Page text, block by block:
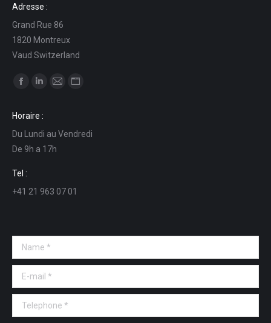
Adresse :
Grand Rue 86
1820 Montreux
Vaud Switzerland
Find us on:
opens
in
new
window
opens
in
new
in
in
Horaire :
Du Lundi au Vendredi
De 9h a 17h
Tel :
+41 21 963 07 01
Name *
E-mail *
Telephone *